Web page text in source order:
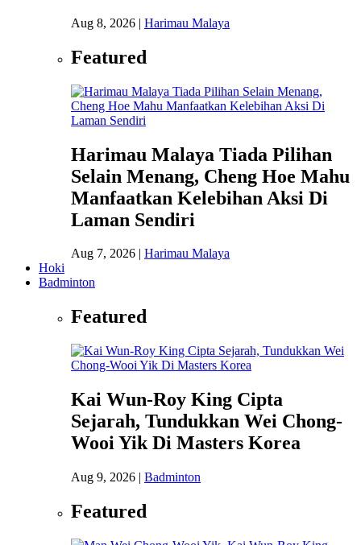
Aug 8, 2026 | Harimau Malaya
Featured
Harimau Malaya Tiada Pilihan
Selain Menang, Cheng Hoe Mahu
Manfaatkan Kelebihan Aksi Di
Laman Sendiri
Aug 7, 2026 | Harimau Malaya
Hoki
Badminton
Featured
Kai Wun-Roy King Cipta
Sejarah, Tundukkan Wei Chong-
Wooi Yik Di Masters Korea
Aug 9, 2026 | Badminton
Featured